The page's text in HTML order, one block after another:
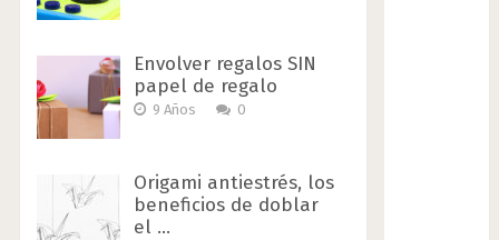
Envolver regalos SIN
papel de regalo
9 Años 0
Origami antiestrés, los
beneficios de doblar
el …